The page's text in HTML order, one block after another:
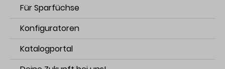
Für Sparfüchse
Konfiguratoren
Katalogportal